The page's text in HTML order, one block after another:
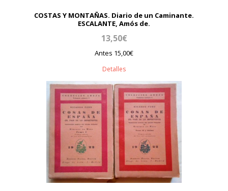
COSTAS Y MONTAÑAS. Diario de un Caminante.
ESCALANTE, Amós de.
13,50€
Antes 15,00€
Detalles